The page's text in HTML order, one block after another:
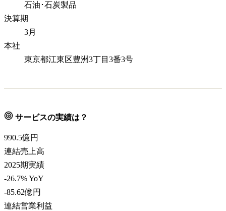
石油･石炭製品
決算期
3月
本社
東京都江東区豊洲3丁目3番3号
サービスの実績は？
990.5億円
連結売上高
2025期実績
-26.7% YoY
-85.62億円
連結営業利益